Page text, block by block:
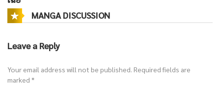
MANGA DISCUSSION
Leave a Reply
Your email address will not be published. Required fields are
marked *